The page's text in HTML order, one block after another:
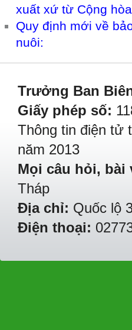
xuất xứ từ Cộng
Quy định mới về
nuôi:
Trưởng Ban
Giấy phép số:
Thông tin điện tử
năm 2013
Mọi câu hỏi, bài
Tháp
Địa chỉ: Quốc lộ
Điện thoại: